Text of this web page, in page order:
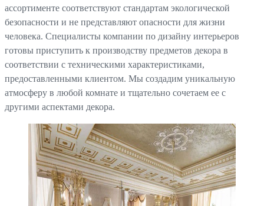
ассортименте соответствуют стандартам экологической
безопасности и не представляют опасности для жизни
человека. Специалисты компании по дизайну интерьеров
готовы приступить к производству предметов декора в
соответствии с техническими характеристиками,
предоставленными клиентом. Мы создадим уникальную
атмосферу в любой комнате и тщательно сочетаем ее с
другими аспектами декора.